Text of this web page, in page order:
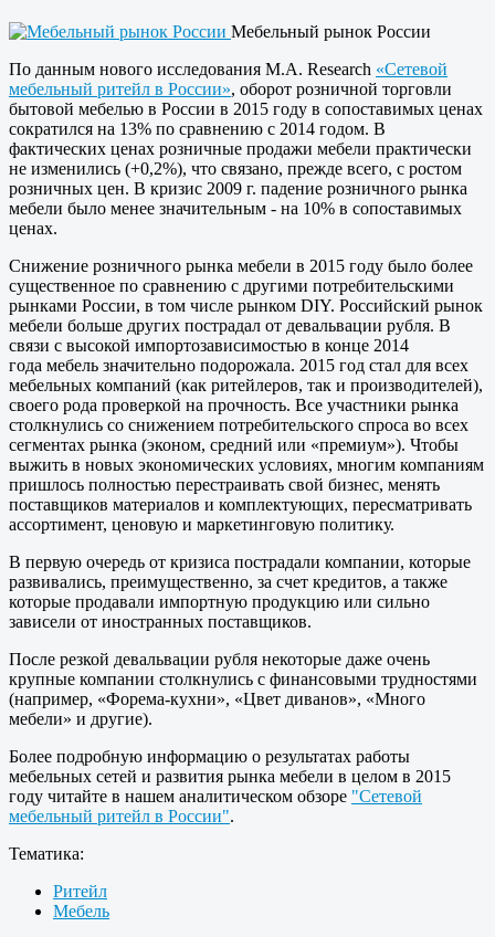
Мебельный рынок России
По данным нового исследования M.A. Research «Сетевой
мебельный ритейл в России», оборот розничной торговли
бытовой мебелью в России в 2015 году в сопоставимых ценах
сократился на 13% по сравнению с 2014 годом. В
фактических ценах розничные продажи мебели практически
не изменились (+0,2%), что связано, прежде всего, с ростом
розничных цен. В кризис 2009 г. падение розничного рынка
мебели было менее значительным - на 10% в сопоставимых
ценах.
Снижение розничного рынка мебели в 2015 году было более
существенное по сравнению с другими потребительскими
рынками России, в том числе рынком DIY. Российский рынок
мебели больше других пострадал от девальвации рубля. В
связи с высокой импортозависимостью в конце 2014
года мебель значительно подорожала. 2015 год стал для всех
мебельных компаний (как ритейлеров, так и производителей),
своего рода проверкой на прочность. Все участники рынка
столкнулись со снижением потребительского спроса во всех
сегментах рынка (эконом, средний или «премиум»). Чтобы
выжить в новых экономических условиях, многим компаниям
пришлось полностью перестраивать свой бизнес, менять
поставщиков материалов и комплектующих, пересматривать
ассортимент, ценовую и маркетинговую политику.
В первую очередь от кризиса пострадали компании, которые
развивались, преимущественно, за счет кредитов, а также
которые продавали импортную продукцию или сильно
зависели от иностранных поставщиков.
После резкой девальвации рубля некоторые даже очень
крупные компании столкнулись с финансовыми трудностями
(например, «Форема-кухни», «Цвет диванов», «Много
мебели» и другие).
Более подробную информацию о результатах работы
мебельных сетей и развития рынка мебели в целом в 2015
году читайте в нашем аналитическом обзоре "Сетевой
мебельный ритейл в России".
Тематика:
Ритейл
Мебель